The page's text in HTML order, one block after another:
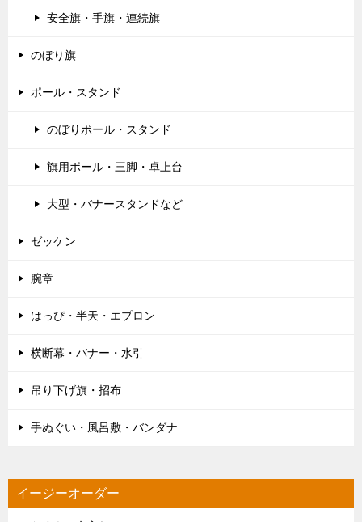
安全旗・手旗・連続旗
のぼり旗
ポール・スタンド
のぼりポール・スタンド
旗用ポール・三脚・卓上台
大型・バナースタンドなど
ゼッケン
腕章
はっぴ・半天・エプロン
横断幕・バナー・水引
吊り下げ旗・招布
手ぬぐい・風呂敷・バンダナ
イージーオーダー